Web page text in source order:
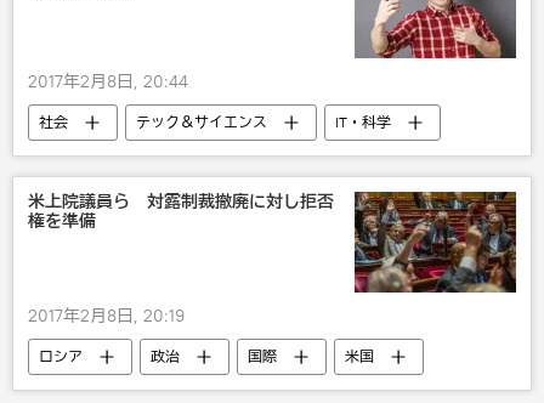
2017年2月8日, 20:44
社会 テック＆サイエンス IT・科学
米上院議員ら 対露制裁撤廃に対し拒否
権を準備
2017年2月8日, 20:19
ロシア 政治 国際
米国
制裁